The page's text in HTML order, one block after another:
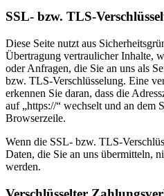
SSL- bzw. TLS-
Diese Seite nutzt aus
Übertragung vertraulicher Inhalte,
oder Anfragen, die Sie an uns als
bzw. TLS-Verschlüsselung. Eine
erkennen Sie daran, dass die
auf „https://“ wechselt und an dem
Browserzeile.
Wenn die SSL- bzw. TLS-
Daten, die Sie an uns übermitteln,
werden.